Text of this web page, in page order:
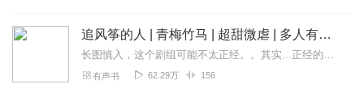
追风筝的人 | 青梅竹马 | 超甜微虐 | 多人有声小说【会员免费】
长图慎入，这个剧组可能不太正经。。其实...正经的简介其实是......第一次见他，他是一块寒冰。她像一只小强一样死缠烂打，紧抓不放。终于在今后的十几年里，他幻...
有声书 62.29万 156